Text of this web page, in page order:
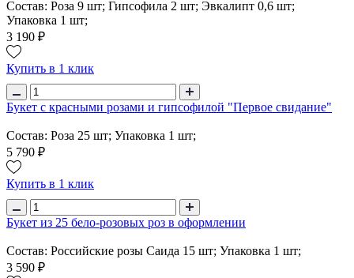
Состав: Роза 9 шт; Гипсофила 2 шт; Эвкалипт 0,6 шт;
Упаковка 1 шт;
3 190 ₽
Купить в 1 клик
Букет с красными розами и гипсофилой "Первое свидание"
Состав: Роза 25 шт; Упаковка 1 шт;
5 790 ₽
Купить в 1 клик
Букет из 25 бело-розовых роз в оформлении
Состав: Российские розы Саида 15 шт; Упаковка 1 шт;
3 590 ₽